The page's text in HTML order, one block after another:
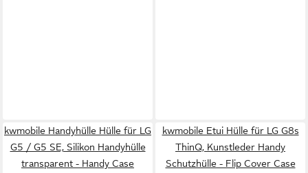
kwmobile Handyhülle Hülle für LG
G5 / G5 SE, Silikon Handyhülle
transparent - Handy Case
kwmobile Etui Hülle für LG G8s
ThinQ, Kunstleder Handy
Schutzhülle - Flip Cover Case